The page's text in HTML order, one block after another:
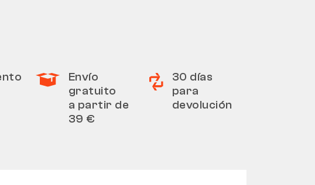
Envío
gratuito
a partir de
39 €
30 días
para
devolución